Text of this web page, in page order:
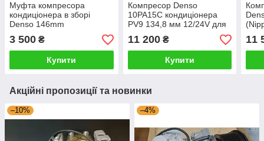
Муфта компресора
кондиціонера в зборі
Denso 146mm
10PA15C/17C/20С 10S17C
для John Deere 1A 12V
30х52х22
3 500 ₴
Купити
Компресор Denso
10РА15С кондиціонера
PV9 134,8 мм 12/24V для
тракторів, комбайнів,
автомобілів
11 200₴
Купити
мм
11
Акційні пропозиції та новинки
–10% –4%